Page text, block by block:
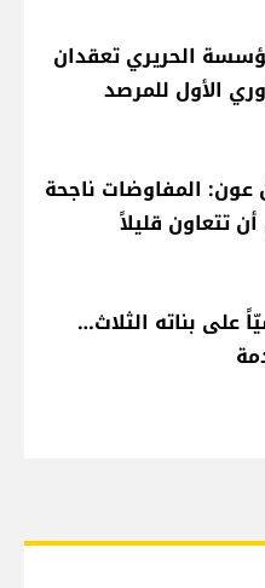
الحريري تعقدان
الأول للمرصد
عون: المفاوضات ناجحة
تتعاون قليلاً
على بناته الثلاث…